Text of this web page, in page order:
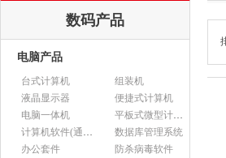
数码产品
电脑产品
台式计算机
组装机
液晶显示器
便捷式计算机
电脑一体机
平板式微型计算机
计算机软件(通用软件)
数据库管理系统
办公套件
防杀病毒软件